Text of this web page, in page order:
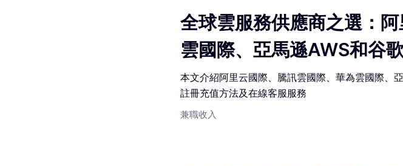
全球雲服務供應商之選：
雲國際、亞馬遜AWS和谷
本文介紹阿里云國際、騰訊雲國際、華為雲國際、
註冊充值方法及在線客服服務
兼職收入